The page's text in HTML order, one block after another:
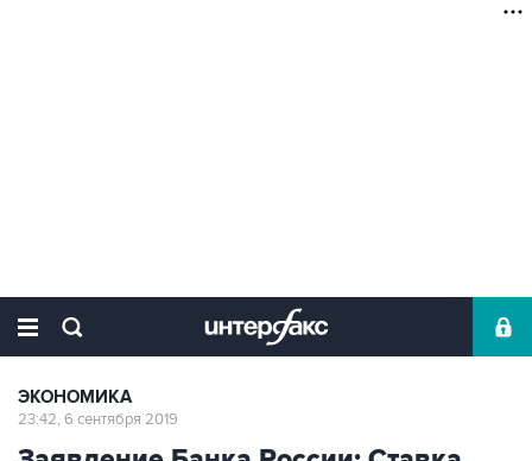
ЭКОНОМИКА
23:42, 6 сентября 2019